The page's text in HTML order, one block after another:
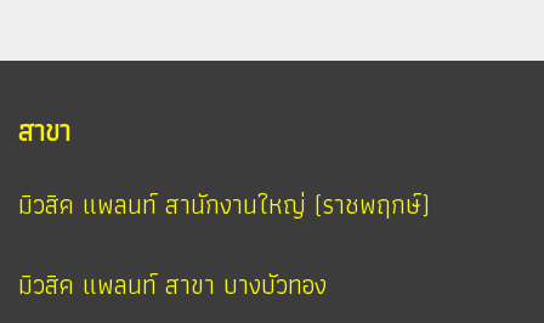
สาขา
มิวสิค แพลนท์ สานักงานใหญ่ (ราชพฤกษ์)
มิวสิค แพลนท์ สาขา บางบัวทอง